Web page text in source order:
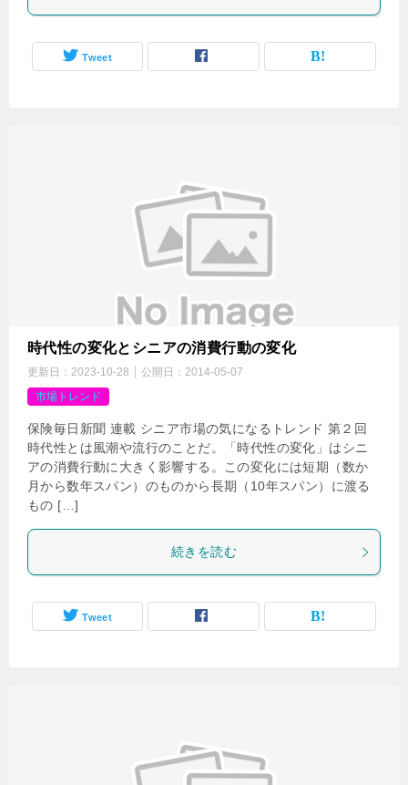
Tweet
時代性の変化とシニアの消費行動の変化
更新日： 2023-10-28 公開日： 2014-05-07
市場トレンド
保険毎日新聞 連載 シニア市場の気になるトレンド 第２回
時代性とは風潮や流行のことだ。「時代性の変化」はシニ
アの消費行動に大きく影響する。この変化には短期（数か
月から数年スパン）のものから長期（10年スパン）に渡る
もの […]
続きを読む
Tweet